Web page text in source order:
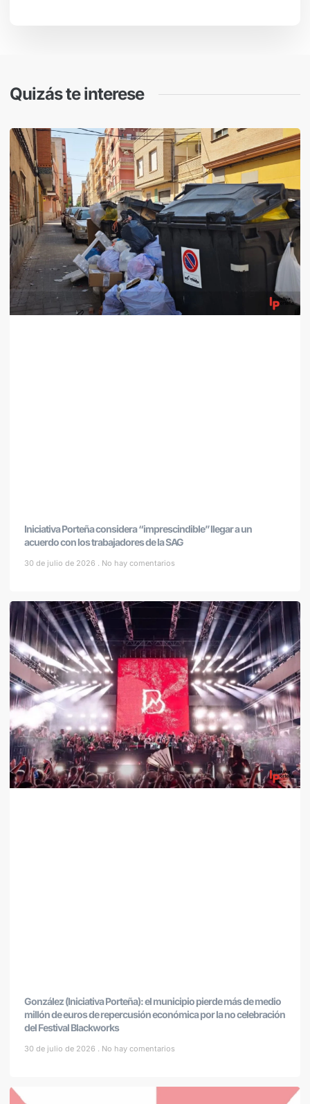
Quizás te interese
Iniciativa Porteña considera “imprescindible” llegar a un
acuerdo con los trabajadores de la SAG
30 de julio de 2026 No hay comentarios
González (Iniciativa Porteña): el municipio pierde más de medio
millón de euros de repercusión económica por la no celebración
del Festival Blackworks
30 de julio de 2026 No hay comentarios